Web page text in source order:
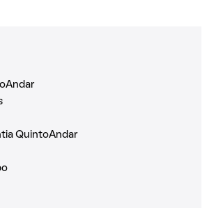
QuintoAndar